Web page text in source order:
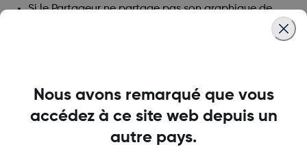
Si le Partageur ne partage pas son graphique de
tendance, appuyez sur la vue de la liste et effectuez
Was this article helpful?
Nous avons remarqué que vous
accédez à ce site web depuis un
autre pays.